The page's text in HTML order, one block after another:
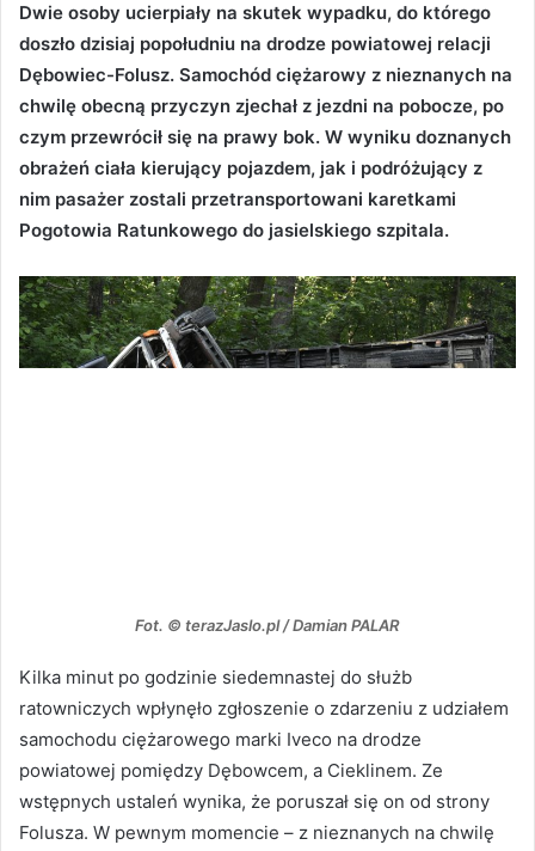
Dwie osoby ucierpiały na skutek wypadku, do którego
doszło dzisiaj popołudniu na drodze powiatowej relacji
Dębowiec-Folusz. Samochód ciężarowy z nieznanych na
chwilę obecną przyczyn zjechał z jezdni na pobocze, po
czym przewrócił się na prawy bok. W wyniku doznanych
obrażeń ciała kierujący pojazdem, jak i podróżujący z
nim pasażer zostali przetransportowani karetkami
Pogotowia Ratunkowego do jasielskiego szpitala.
Fot. © terazJaslo.pl / Damian PALAR
Kilka minut po godzinie siedemnastej do służb
ratowniczych wpłynęło zgłoszenie o zdarzeniu z udziałem
samochodu ciężarowego marki Iveco na drodze
powiatowej pomiędzy Dębowcem, a Cieklinem. Ze
wstępnych ustaleń wynika, że poruszał się on od strony
Folusza. W pewnym momencie – z nieznanych na chwilę